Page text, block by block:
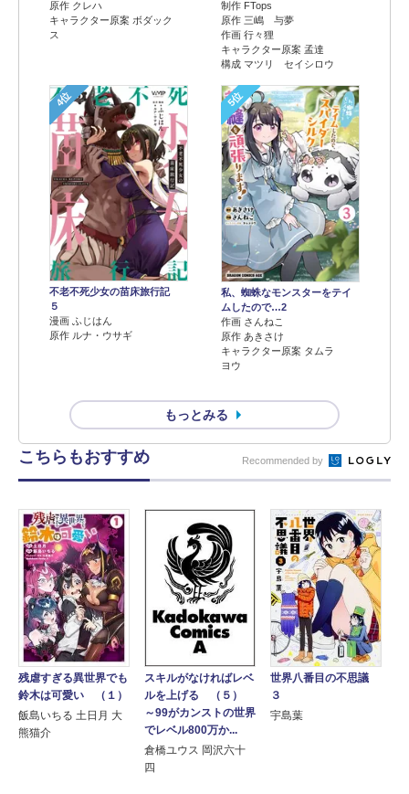
原作 クレハ
キャラクター原案 ボダック
ス
制作 FTops
原作 三嶋 与夢
作画 行々狸
キャラクター原案 孟達
構成 マツリ セイシロウ
4位
不老不死少女の苗床旅行記
５
漫画 ふじはん
原作 ルナ・ウサギ
5位
私、蜘蛛なモンスターをテイ
ムしたので…2
作画 さんねこ
原作 あきさけ
キャラクター原案 タムラ
ヨウ
もっとみる
こちらもおすすめ Recommended by
残虐すぎる異世界でも
鈴木は可愛い （１）
飯島いちる 土日月 大
熊猫介
スキルがなければレベ
ルを上げる （５）
～99がカンストの世界
でレベル800万か...
倉橋ユウス 岡沢六十
四
世界八番目の不思議
３
宇島葉